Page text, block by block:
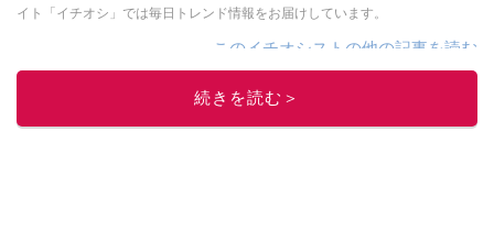
イト「イチオシ」では毎日トレンド情報をお届けしています。
このイチオシストの他の記事を読む
続きを読む＞